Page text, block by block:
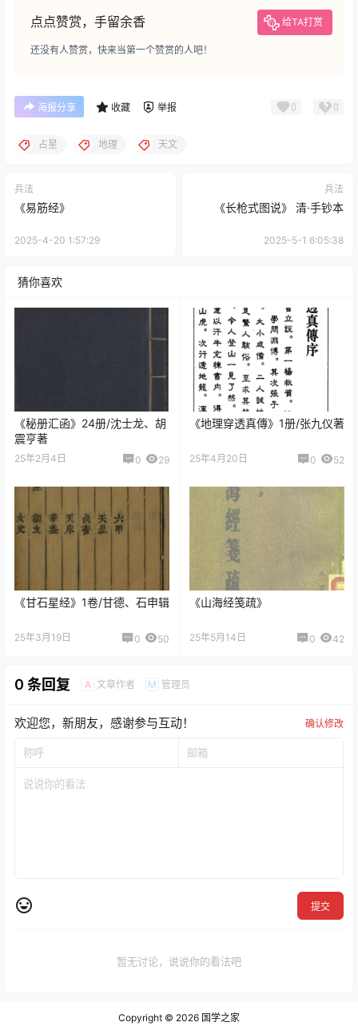
点点赞赏，手留余香 给TA打赏
还没有人赞赏，快来当第一个赞赏的人吧！
海报分享 收藏 举报 0 0
占星 地理 天文
兵法
《易筋经》
2025-4-20 1:57:29
兵法
《长枪式图说》 清·手钞本
2025-5-1 6:05:38
猜你喜欢
《秘册汇函》24册/沈士龙、胡
震亨著
25年2月4日 0 29
《地理穿透真傳》1册/张九仪著
25年4月20日 0 52
《甘石星经》1卷/甘德、石申辑
25年3月19日 0 50
《山海经笺疏》
25年5月14日 0 42
0 条回复 A 文章作者 M 管理员
欢迎您，新朋友，感谢参与互动！ 确认修改
提交
暂无讨论，说说你的看法吧
Copyright © 2026 国学之家